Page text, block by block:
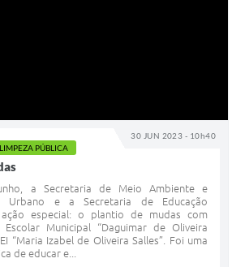
30 JUN 2023 - 10h40
PÚBLICA
a Secretaria de Meio Ambiente e
Urbano e a Secretaria de Educação
ação especial: o plantio de mudas com
Municipal “Daguimar de Oliveira
“Maria Izabel de Oliveira Salles”. Foi uma
de educar e...